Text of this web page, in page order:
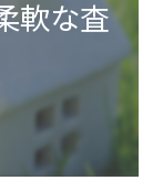
軟な査